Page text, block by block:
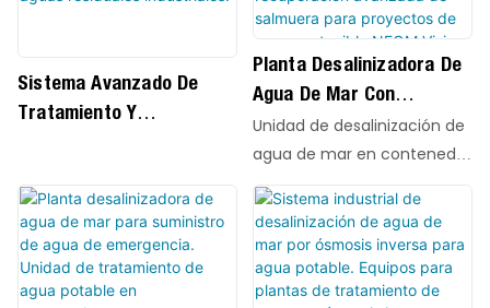
Sistema Avanzado De
Tratamiento Y
Planta Desalinizadora De
Agua De Mar Con
Recuperación Avanzada
De Salmuera Para
Proyectos De Agua
Sostenible NEOM Vision
2030 Con Alta
Recuperación De Energía.
Unidad de desalinización de
agua de mar en contenedor
QILEE, con tecnología SWRO
avanzada y elementos de
membrana AVANGARD AG-
SWRO-8040HR de alto
rendimiento, integrada en